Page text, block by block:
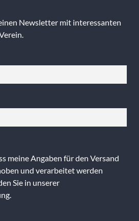
Newsletter mit interessanten
meine Angaben für den Versand
und verarbeitet werden
Sie in unserer
.